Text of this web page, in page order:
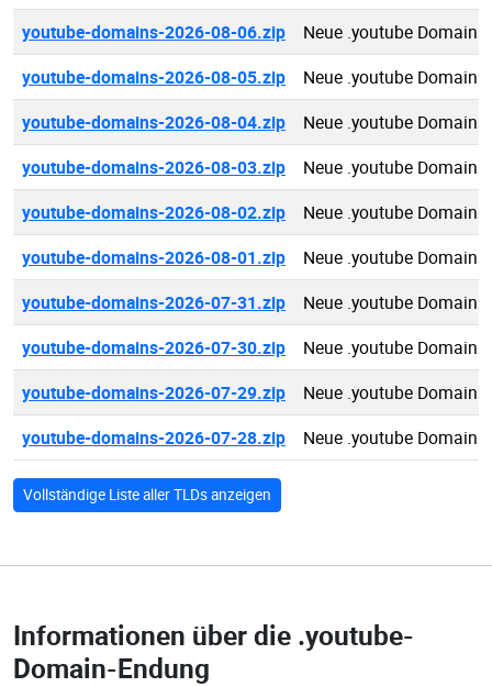
youtube-domains-2026-08-06.zip
Neue .youtube
youtube-domains-2026-08-05.zip
Neue .youtube
youtube-domains-2026-08-04.zip
Neue .youtube
youtube-domains-2026-08-03.zip
Neue .youtube
youtube-domains-2026-08-02.zip
Neue .youtube
youtube-domains-2026-08-01.zip
Neue .youtube
youtube-domains-2026-07-31.zip
Neue .youtube
youtube-domains-2026-07-30.zip
Neue .youtube
youtube-domains-2026-07-29.zip
Neue .youtube
youtube-domains-2026-07-28.zip
Neue .youtube
Vollständige Liste aller TLDs anzeigen
Informationen über die .youtube-
Domain-Endung